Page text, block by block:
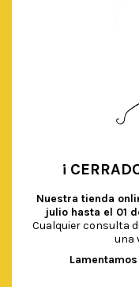
¡
Nuestra tienda
julio hasta el 01
Cualquier consulta
una